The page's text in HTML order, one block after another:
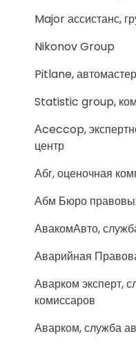
Major ассистанс,
Nikonov Group
Pitlane,
Statistic group,
Аceccop,
центр
Абг, оценочная
Абм Бюро
АвакомАвто,
Аварийная
Аварком эксперт,
комиссаров
Аварком, служба